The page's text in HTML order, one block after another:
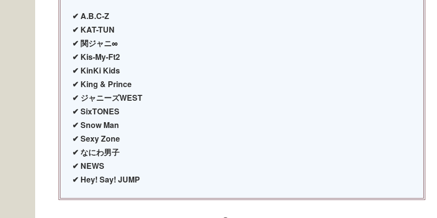
✔︎ A.B.C-Z
✔︎ KAT-TUN
✔︎ 関ジャニ∞
✔︎ Kis-My-Ft2
✔︎ KinKi Kids
✔︎ King & Prince
✔︎ ジャニーズWEST
✔︎ SixTONES
✔︎ Snow Man
✔︎ Sexy Zone
✔︎ なにわ男子
✔︎ NEWS
✔︎ Hey! Say! JUMP